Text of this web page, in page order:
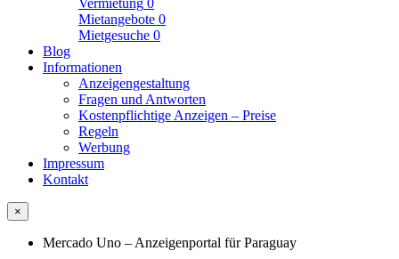
Vermietung 0
Mietangebote 0
Mietgesuche 0
Blog
Informationen
Anzeigengestaltung
Fragen und Antworten
Kostenpflichtige Anzeigen – Preise
Regeln
Werbung
Impressum
Kontakt
×
Mercado Uno – Anzeigenportal für Paraguay